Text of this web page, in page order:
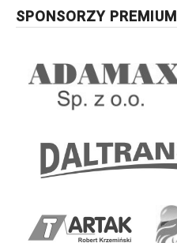
SPONSORZY PREMIUM